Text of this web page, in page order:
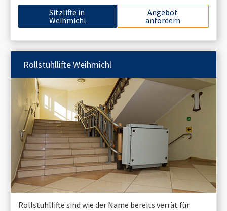
Sitzlifte in
Weihmichl
Angebot
anfordern
RollstuhllifteWeihmichl
Rollstuhllifte sind wie der Name bereits verrät für